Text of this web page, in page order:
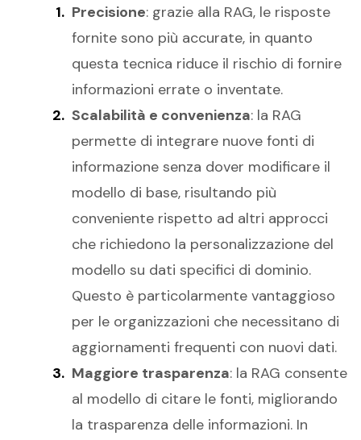
Precisione: grazie alla RAG, le risposte
fornite sono più accurate, in quanto
questa tecnica riduce il rischio di fornire
informazioni errate o inventate.
Scalabilità e convenienza: la RAG
permette di integrare nuove fonti di
informazione senza dover modificare il
modello di base, risultando più
conveniente rispetto ad altri approcci
che richiedono la personalizzazione del
modello su dati specifici di dominio.
Questo è particolarmente vantaggioso
per le organizzazioni che necessitano di
aggiornamenti frequenti con nuovi dati.
Maggiore trasparenza: la RAG consente
al modello di citare le fonti, migliorando
la trasparenza delle informazioni. In